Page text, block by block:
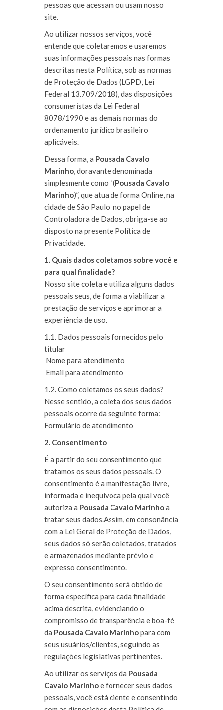
pessoas que acessam ou usam nosso
site.
Ao utilizar nossos serviços, você
entende que coletaremos e usaremos
suas informações pessoais nas formas
descritas nesta Política, sob as normas
de Proteção de Dados (LGPD, Lei
Federal 13.709/2018), das disposições
consumeristas da Lei Federal
8078/1990 e as demais normas do
ordenamento jurídico brasileiro
aplicáveis.
Dessa forma, a Pousada Cavalo
Marinho, doravante denominada
simplesmente como “(Pousada Cavalo
Marinho)”, que atua de forma Online, na
cidade de São Paulo, no papel de
Controladora de Dados, obriga-se ao
disposto na presente Política de
Privacidade.
1. Quais dados coletamos sobre você e
para qual finalidade?
Nosso site coleta e utiliza alguns dados
pessoais seus, de forma a viabilizar a
prestação de serviços e aprimorar a
experiência de uso.
1.1. Dados pessoais fornecidos pelo
titular
Nome para atendimento
Email para atendimento
1.2. Como coletamos os seus dados?
Nesse sentido, a coleta dos seus dados
pessoais ocorre da seguinte forma:
Formulário de atendimento
2. Consentimento
É a partir do seu consentimento que
tratamos os seus dados pessoais. O
consentimento é a manifestação livre,
informada e inequívoca pela qual você
autoriza a Pousada Cavalo Marinhoa
tratar seus dados.Assim, em consonância
com a Lei Geral de Proteção de Dados,
seus dados só serão coletados, tratados
e armazenados mediante prévio e
expresso consentimento.
O seu consentimento será obtido de
forma específica para cada finalidade
acima descrita, evidenciando o
compromisso de transparência e boa-fé
da Pousada Cavalo Marinhopara com
seus usuários/clientes, seguindo as
regulações legislativas pertinentes.
Ao utilizar os serviços da Pousada
Cavalo Marinhoe fornecer seus dados
pessoais, você está ciente e consentindo